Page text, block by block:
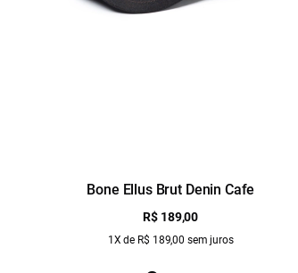
Bone Ellus Brut Denin Cafe
R$ 189,00
1X de R$ 189,00 sem juros